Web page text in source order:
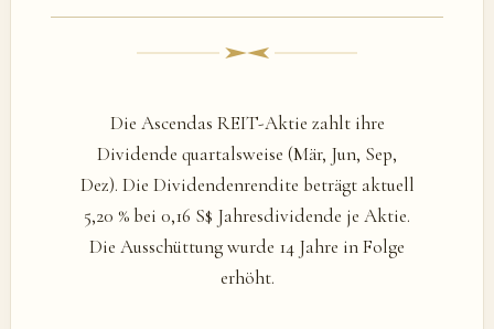
Die Ascendas REIT-Aktie zahlt ihre
Dividende quartalsweise (Mär, Jun, Sep,
Dez). Die Dividendenrendite beträgt aktuell
5,20 % bei 0,16 S$ Jahresdividende je Aktie.
Die Ausschüttung wurde 14 Jahre in Folge
erhöht.